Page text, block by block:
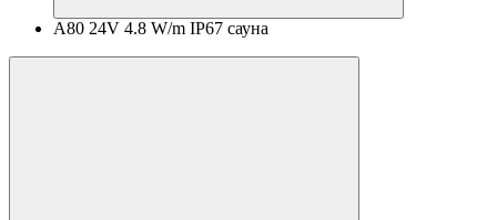
A80 24V 4.8 W/m IP67 сауна